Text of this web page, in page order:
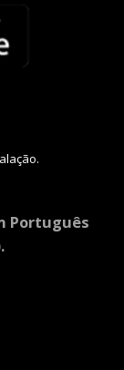
Português